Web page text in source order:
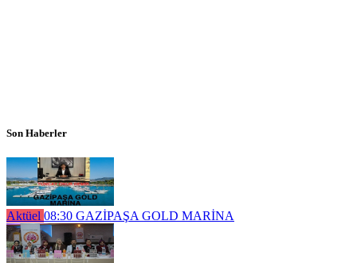
Son Haberler
Aktüel 08:30 GAZİPAŞA GOLD MARİNA